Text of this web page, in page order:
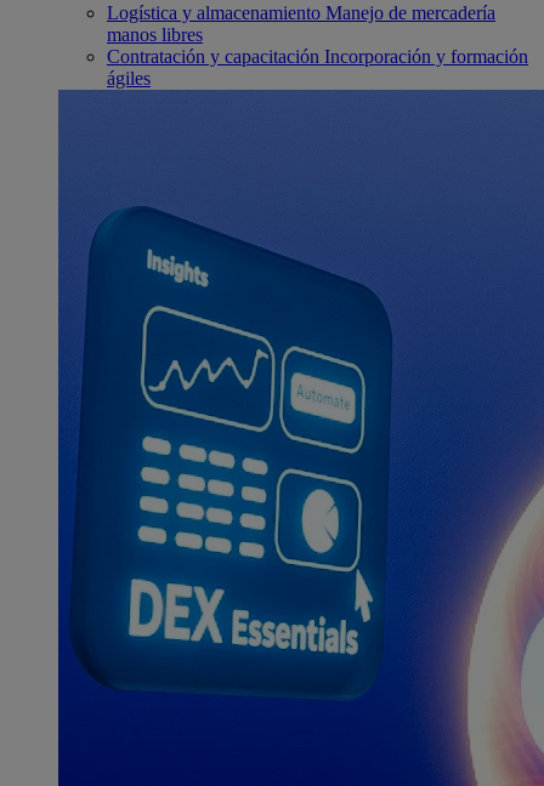
Logística y almacenamiento Manejo de mercadería
manos libres
Contratación y capacitación Incorporación y formación
ágiles